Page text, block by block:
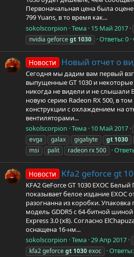
Первоначальная цена была
799 Yuans, в то время как...
sokolscorpion Тема 15 Май 2017
nvidia geforcegt 1030 Ответы: 0
Новости Новый отчет о
Сегодня мы дадим вам первый
выпущенные GT 1030 и
никогда не видели и не слышали
новую серию Radeon RX 500, в
конструкции с охлаждением на
вентиляторами...
sokolscorpion Тема 10 Май 2017
evga
galax gigabyte gt 1030
msi
palit radeon rx 500
Новости Kfa2 geforce gt
KFA2 GeForce GT 1030 EXOC
показывает белое издание EXOC
разогнанна из коробки. Упаковка
модель GDDR5 с 64-битной шиной
Express 3.0 (x8). Согласно
оснащена 16-нм...
sokolscorpion Тема 29 Апр 2017
kfa2 geforcegt 1030exoc